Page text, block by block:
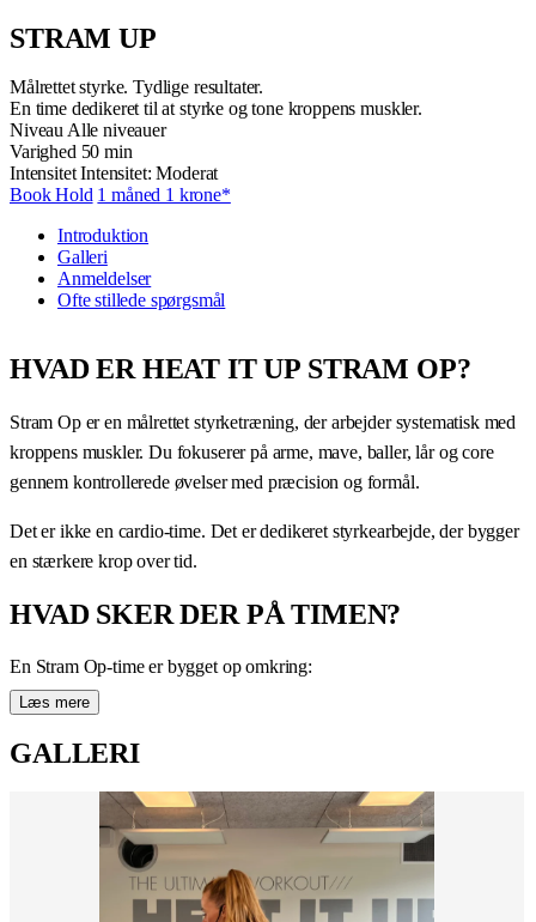
STRAM UP
Målrettet styrke. Tydlige resultater.
En time dedikeret til at styrke og tone kroppens muskler.
Niveau Alle niveauer
Varighed 50 min
Intensitet Intensitet: Moderat
Book Hold 1 måned 1 krone*
Introduktion
Galleri
Anmeldelser
Ofte stillede spørgsmål
HVAD ER HEAT IT UP STRAM OP?
Stram Op er en målrettet styrketræning, der arbejder systematisk med
kroppens muskler. Du fokuserer på arme, mave, baller, lår og core
gennem kontrollerede øvelser med præcision og formål.
Det er ikke en cardio-time. Det er dedikeret styrkearbejde, der bygger
en stærkere krop over tid.
HVAD SKER DER PÅ TIMEN?
En Stram Op-time er bygget op omkring:
Isolationsøvelser
muskelgrupper
samtidig
Kontrolleret tempo— langsomme, præcise bevægelser der
aktiverer dybere
Du arbejder metodisk gennem kroppen. Ingen spildtid. Intet er
Læs mere
GALLERI